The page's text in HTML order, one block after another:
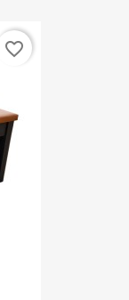
favorite_border